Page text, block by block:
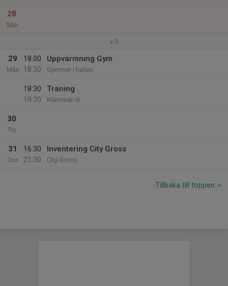
28
Sön
v.5
29
Mån
18:00
18:30
Uppvärmning Gym
Gymmet i hallen
18:30
19:30
Träning
Klämman B
30
Tis
31
Ons
16:30
21:30
Inventering City Gross
City Gross
Tillbaka till toppen